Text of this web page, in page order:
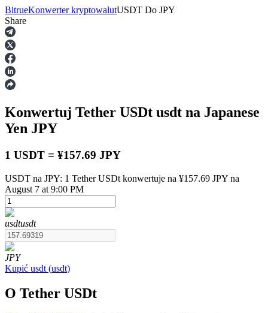
Kontrakty terminowe
Kontrakty terminowe na USDT
BitrueKonwerter kryptowalutUSDT Do JPY
Share
Konwertuj Tether USDt usdt na Japanese
Yen JPY
1 USDT = ¥157.69 JPY
USDT na JPY: 1 Tether USDt konwertuje na ¥157.69 JPY na
August 7 at 9:00 PM
usdtusdt
JPY
Kupić usdt (usdt)
O Tether USDt